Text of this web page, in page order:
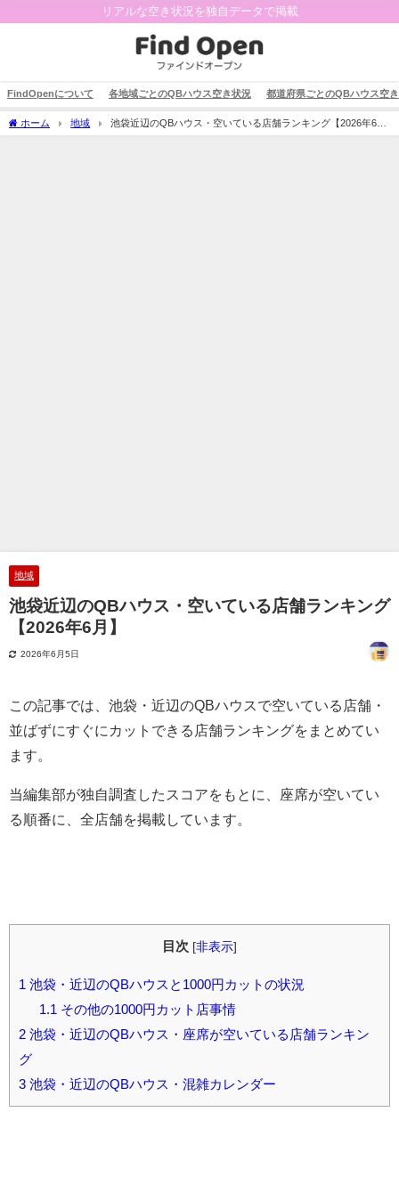
リアルな空き状況を独自データで掲載
FindOpenについて 各地域ごとのQBハウス空き状況 都道府県ごとのQBハウス空
ホーム 地域
池袋近辺のQBハウス・空いている店舗ランキング【2026年6
月】
地域
池袋近辺のQBハウス・空いている店舗ランキング
【2026年6月】
2026年6月5日
この記事では、池袋・近辺のQBハウスで空いている店舗・
並ばずにすぐにカットできる店舗ランキングをまとめてい
ます。
当編集部が独自調査したスコアをもとに、座席が空いてい
る順番に、全店舗を掲載しています。
目次 [非表示]
1 池袋・近辺のQBハウスと1000円カットの状況
1.1 その他の1000円カット店事情
2 池袋・近辺のQBハウス・座席が空いている店舗ランキン
グ
3 池袋・近辺のQBハウス・混雑カレンダー